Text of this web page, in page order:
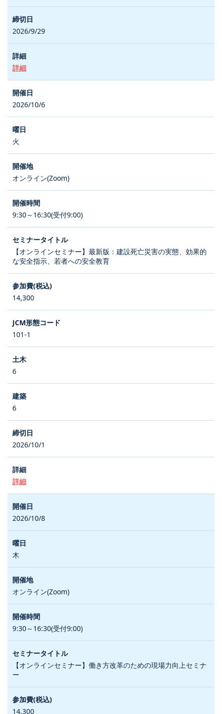
2026/9/29
詳細
2026/10/6
火
オンライン(Zoom)
9:30～16:30(受付9:00)
【オンラインセミナー】最新版：建設死亡災害の実態、効果的
な安全指示、若者への安全教育
14,300
101-1
6
6
2026/10/1
詳細
2026/10/8
木
オンライン(Zoom)
9:30～16:30(受付9:00)
【オンラインセミナー】働き方改革のための現場力向上セミナ
ー
14,300